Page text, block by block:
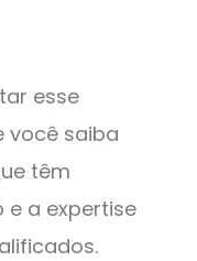
esse
você saiba
têm
a expertise